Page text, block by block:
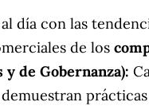
día con las
de los
de Gobernanza):